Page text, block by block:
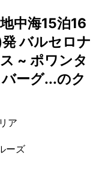
中海15泊16
バルセロナ
~ ポワンタ
ーグ...のク
ア
ーズ